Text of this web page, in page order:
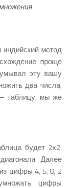
индийский метод
проще
эту вашу
два числа,
таблицу, мы же
будет 2х2.
Далее
цифры 4, 5, 8, 2
цифры